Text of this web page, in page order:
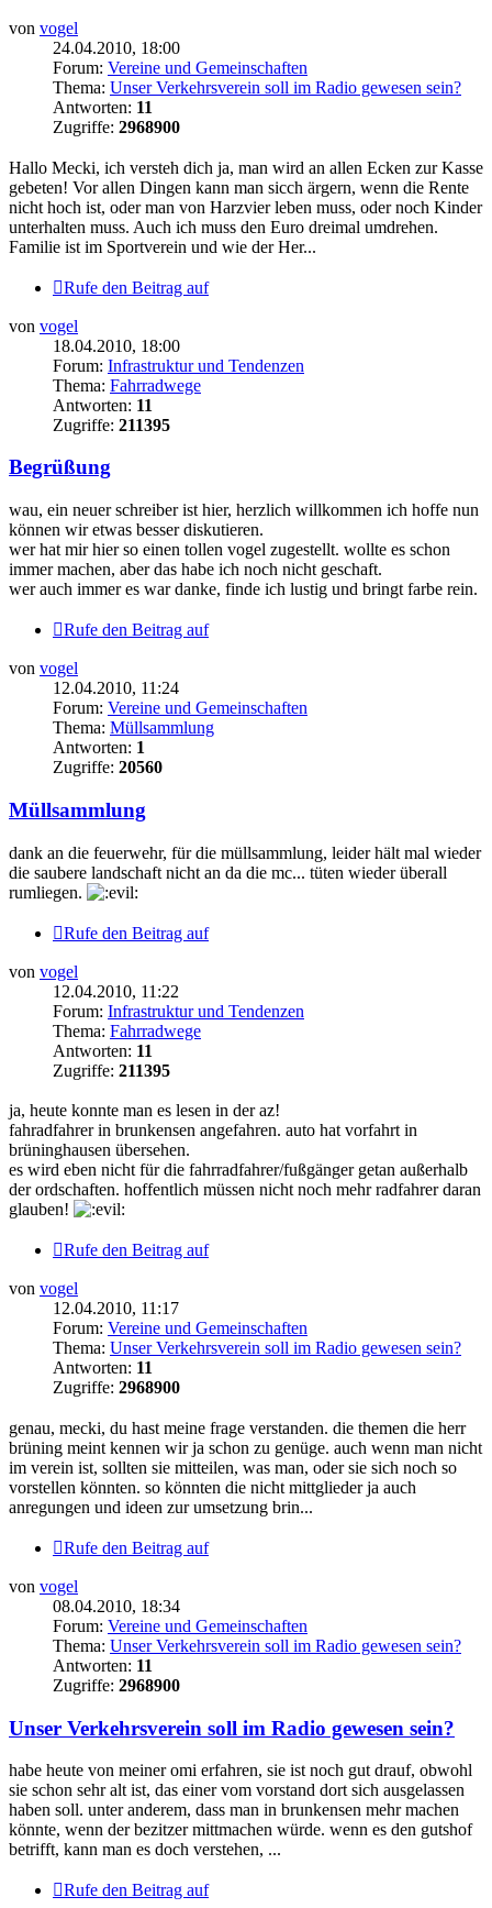
von vogel
24.04.2010, 18:00
Forum: Vereine und Gemeinschaften
Thema: Unser Verkehrsverein soll im Radio gewesen sein?
Antworten: 11
Zugriffe: 2968900
Hallo Mecki, ich versteh dich ja, man wird an allen Ecken zur Kasse
gebeten! Vor allen Dingen kann man sicch ärgern, wenn die Rente
nicht hoch ist, oder man von Harzvier leben muss, oder noch Kinder
unterhalten muss. Auch ich muss den Euro dreimal umdrehen.
Familie ist im Sportverein und wie der Her...
Rufe den Beitrag auf
von vogel
18.04.2010, 18:00
Forum: Infrastruktur und Tendenzen
Thema: Fahrradwege
Antworten: 11
Zugriffe: 211395
Begrüßung
wau, ein neuer schreiber ist hier, herzlich willkommen ich hoffe nun
können wir etwas besser diskutieren.
wer hat mir hier so einen tollen vogel zugestellt. wollte es schon
immer machen, aber das habe ich noch nicht geschaft.
wer auch immer es war danke, finde ich lustig und bringt farbe rein.
Rufe den Beitrag auf
von vogel
12.04.2010, 11:24
Forum: Vereine und Gemeinschaften
Thema: Müllsammlung
Antworten: 1
Zugriffe: 20560
Müllsammlung
dank an die feuerwehr, für die müllsammlung, leider hält mal wieder
die saubere landschaft nicht an da die mc... tüten wieder überall
rumliegen.
Rufe den Beitrag auf
von vogel
12.04.2010, 11:22
Forum: Infrastruktur und Tendenzen
Thema: Fahrradwege
Antworten: 11
Zugriffe: 211395
ja, heute konnte man es lesen in der az!
fahradfahrer in brunkensen angefahren. auto hat vorfahrt in
brüninghausen übersehen.
es wird eben nicht für die fahrradfahrer/fußgänger getan außerhalb
der ordschaften. hoffentlich müssen nicht noch mehr radfahrer daran
glauben!
Rufe den Beitrag auf
von vogel
12.04.2010, 11:17
Forum: Vereine und Gemeinschaften
Thema: Unser Verkehrsverein soll im Radio gewesen sein?
Antworten: 11
Zugriffe: 2968900
genau, mecki, du hast meine frage verstanden. die themen die herr
brüning meint kennen wir ja schon zu genüge. auch wenn man nicht
im verein ist, sollten sie mitteilen, was man, oder sie sich noch so
vorstellen könnten. so könnten die nicht mittglieder ja auch
anregungen und ideen zur umsetzung brin...
Rufe den Beitrag auf
von vogel
08.04.2010, 18:34
Forum: Vereine und Gemeinschaften
Thema: Unser Verkehrsverein soll im Radio gewesen sein?
Antworten: 11
Zugriffe: 2968900
Unser Verkehrsverein soll im Radio gewesen sein?
habe heute von meiner omi erfahren, sie ist noch gut drauf, obwohl
sie schon sehr alt ist, das einer vom vorstand dort sich ausgelassen
haben soll. unter anderem, dass man in brunkensen mehr machen
könnte, wenn der bezitzer mittmachen würde. wenn es den gutshof
betrifft, kann man es doch verstehen, ...
Rufe den Beitrag auf